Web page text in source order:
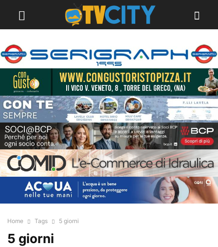
Home Tags 5 giorni
5 giorni